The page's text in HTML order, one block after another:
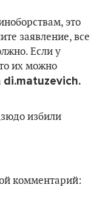
это
заявление, все
Если у
их можно
di.matuzevich.
комментарий: